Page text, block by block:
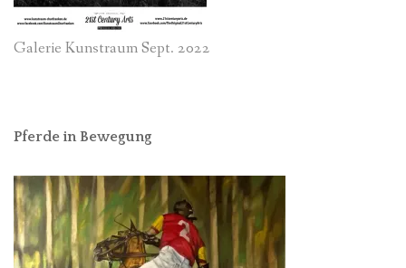
Galerie Kunstraum Sept. 2022
Pferde in Bewegung